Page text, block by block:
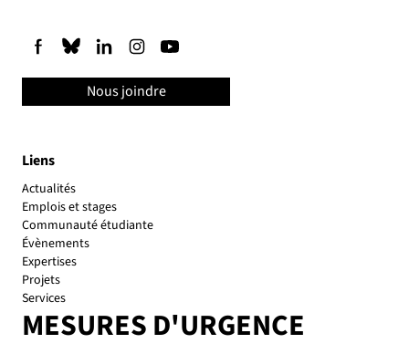
Liens
Actualités
Emplois et stages
Communauté étudiante
Évènements
Expertises
Projets
Services
MESURES D'URGENCE
Nous joindre